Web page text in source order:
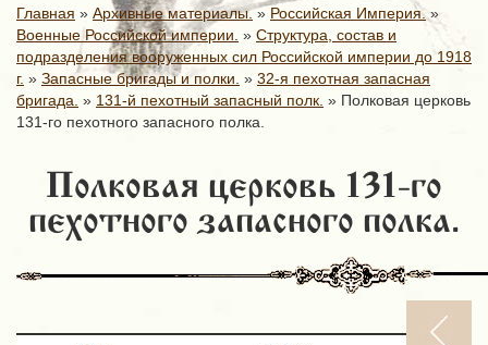
Главная » Архивные материалы.» Российская Империя. »
Военные Российской империи. » Структура, состав и
подразделения вооруженных сил Российской империи до 1918
г. » Запасные бригады и полки. » 32-я пехотная запасная
бригада. » 131-й пехотный запасный полк. » Полковая церковь
131-го пехотного запасного полка.
Полковая церковь 131-го
пехотного запасного полка.